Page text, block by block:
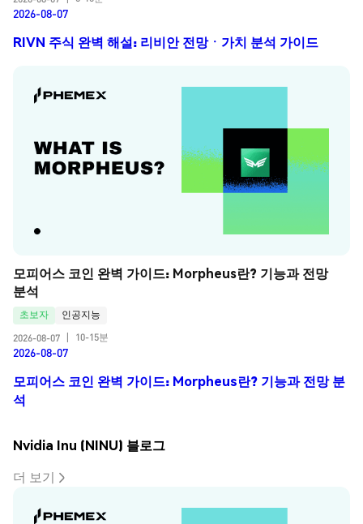
2026-08-07
RIVN 주식 완벽 해설: 리비안 전망ㆍ가치 분석 가이드
모피어스 코인 완벽 가이드: Morpheus란? 기능과 전망
분석
초보자
인공지능
2026-08-07
10-15분
2026-08-07
모피어스 코인 완벽 가이드: Morpheus란? 기능과 전망 분
석
Nvidia Inu (NINU) 블로그
더 보기